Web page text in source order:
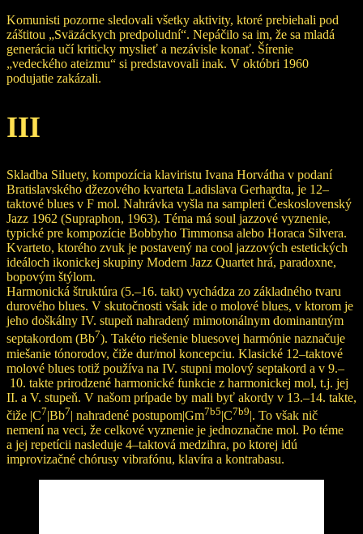
Komunisti pozorne sledovali všetky aktivity, ktoré prebiehali pod
záštitou „Sväzáckych predpoludní“. Nepáčilo sa im, že sa mladá
generácia učí kriticky myslieť a nezávisle konať. Šírenie
„vedeckého ateizmu“ si predstavovali inak. V októbri 1960
podujatie zakázali.
III
Skladba Siluety, kompozícia klaviristu Ivana Horvátha v podaní
Bratislavského džezového kvarteta Ladislava Gerhardta, je 12–
taktové blues v F mol. Nahrávka vyšla na sampleri Československý
Jazz 1962 (Supraphon, 1963). Téma má soul jazzové vyznenie,
typické pre kompozície Bobbyho Timmonsa alebo Horaca Silvera.
Kvarteto, ktorého zvuk je postavený na cool jazzových estetických
ideáloch ikonickej skupiny Modern Jazz Quartet hrá, paradoxne,
bopovým štýlom.
Harmonická štruktúra (5.–16. takt) vychádza zo základného tvaru
durového blues. V skutočnosti však ide o molové blues, v ktorom je
jeho doškálny IV. stupeň nahradený mimotonálnym dominantným
septakordom (Bb7). Takéto riešenie bluesovej harmónie naznačuje
miešanie tónorodov, čiže dur/mol koncepciu. Klasické 12–taktové
molové blues totiž používa na IV. stupni molový septakord a v 9.–
10. takte prirodzené harmonické funkcie z harmonickej mol, t.j. jej
II. a V. stupeň. V našom prípade by mali byť akordy v 13.–14. takte,
čiže |C7|Bb7| nahradené postupom|Gm7b5|C7b9|. To však nič
nemení na veci, že celkové vyznenie je jednoznačne mol. Po téme
a jej repetícii nasleduje 4–taktová medzihra, po ktorej idú
improvizačné chórusy vibrafónu, klavíra a kontrabasu.